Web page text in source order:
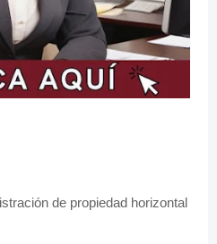
de propiedad horizontal